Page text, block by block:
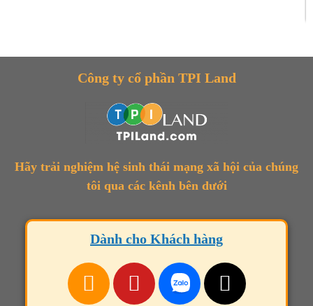
Công ty cổ phần TPI Land
Hãy trải nghiệm hệ sinh thái mạng xã hội của chúng
tôi qua các kênh bên dưới
Dành cho Khách hàng